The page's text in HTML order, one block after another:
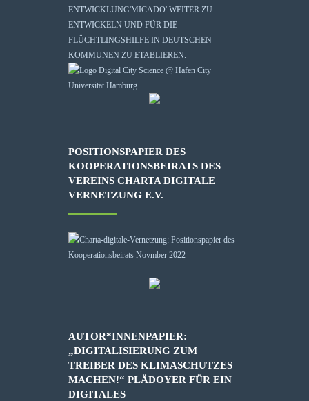
ENTWICKLUNG'MICADO' WEITER ZU
ENTWICKELN UND FÜR DIE
FLÜCHTLINGSHILFE IN DEUTSCHEN
KOMMUNEN ZU ETABLIEREN.
POSITIONSPAPIER DES
KOOPERATIONSBEIRATS DES
VEREINS CHARTA DIGITALE
VERNETZUNG E.V.
AUTOR*INNENPAPIER:
„DIGITALISIERUNG ZUM
TREIBER DES KLIMASCHUTZES
MACHEN!“ PLÄDOYER FÜR EIN
DIGITALES